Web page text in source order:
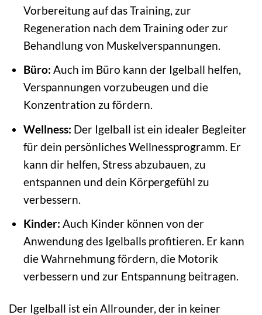
Vorbereitung auf das Training, zur
Regeneration nach dem Training oder zur
Behandlung von Muskelverspannungen.
Büro: Auch im Büro kann der Igelball helfen,
Verspannungen vorzubeugen und die
Konzentration zu fördern.
Wellness: Der Igelball ist ein idealer Begleiter
für dein persönliches Wellnessprogramm. Er
kann dir helfen, Stress abzubauen, zu
entspannen und dein Körpergefühl zu
verbessern.
Kinder: Auch Kinder können von der
Anwendung des Igelballs profitieren. Er kann
die Wahrnehmung fördern, die Motorik
verbessern und zur Entspannung beitragen.
Der Igelball ist ein Allrounder, der in keiner